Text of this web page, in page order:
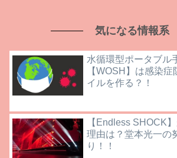
気になる情報系
水循環型ポータブル
【WOSH】は感染
イルを作る？！
【Endless SHOCK
理由は？堂本光一の
り！！